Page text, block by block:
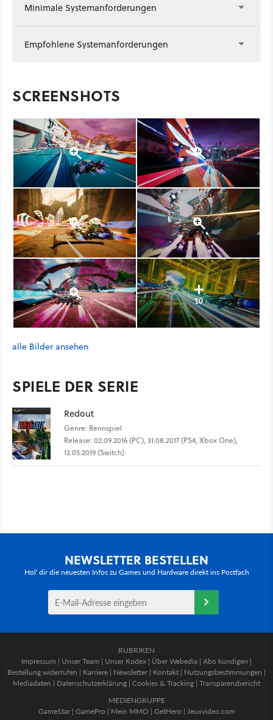
Minimale Systemanforderungen
Empfohlene Systemanforderungen
SCREENSHOTS
10
alle Bilder ansehen
SPIELE DER SERIE
Redout
Genre: Rennspiel
Release: 02.09.2016 (PC), 31.08.2017 (PS4, Xbox One),
12.05.2019 (Switch)
NEWSLETTER BESTELLEN
Hol' dir die neuesten Infos zu Games und Hardware direkt ins Postfach
RUBRIKEN
Impressum | Unser Team | Unser Kodex | Über Webedia | Abo kündigen |
Bestellung widerrufen | Karriere | Newsletter | Kontakt | Nutzungsbestimmungen |
Mediadaten | Datenschutzerklärung | Cookies & Tracking | Transparenzbericht
MEDIENGRUPPE
GameStar| GamePro | Mein MMO | GetHero | Jeuxvideo.com